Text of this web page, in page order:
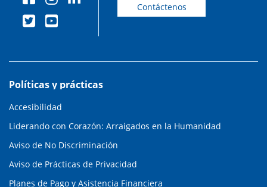
Contáctenos
Políticas y prácticas
Accesibilidad
Liderando con Corazón: Arraigados en la Humanidad
Aviso de No Discriminación
Aviso de Prácticas de Privacidad
Planes de Pago y Asistencia Financiera